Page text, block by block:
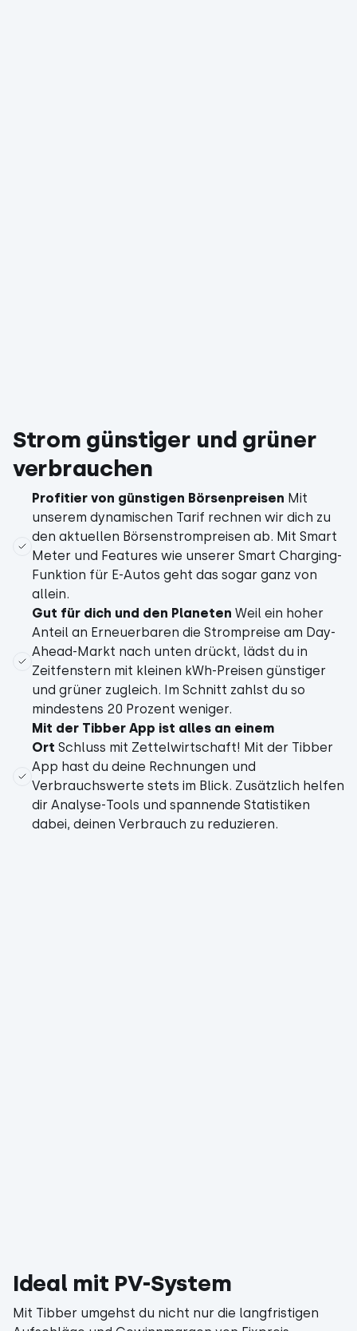
Strom günstiger und grüner
verbrauchen
Profitier von günstigen Börsenpreisen Mit
unserem dynamischen Tarif rechnen wir dich zu
den aktuellen Börsenstrompreisen ab. Mit Smart
Meter und Features wie unserer Smart Charging-
Funktion für E-Autos geht das sogar ganz von
allein.
Gut für dich und den Planeten Weil ein hoher
Anteil an Erneuerbaren die Strompreise am Day-
Ahead-Markt nach unten drückt, lädst du in
Zeitfenstern mit kleinen kWh-Preisen günstiger
und grüner zugleich. Im Schnitt zahlst du so
mindestens 20 Prozent weniger.
Mit der Tibber App ist alles an einem
Ort Schluss mit Zettelwirtschaft! Mit der Tibber
App hast du deine Rechnungen und
Verbrauchswerte stets im Blick. Zusätzlich helfen
dir Analyse-Tools und spannende Statistiken
dabei, deinen Verbrauch zu reduzieren.
Ideal mit PV-System
Mit Tibber umgehst du nicht nur die langfristigen